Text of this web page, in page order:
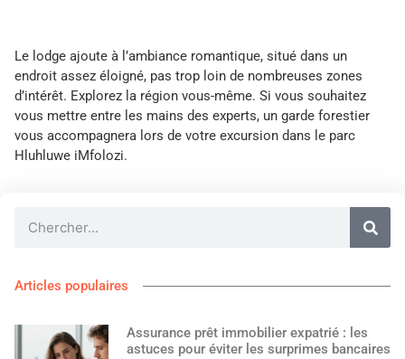
Le lodge ajoute à l’ambiance romantique, situé dans un
endroit assez éloigné, pas trop loin de nombreuses zones
d’intérêt. Explorez la région vous-même. Si vous souhaitez
vous mettre entre les mains des experts, un garde forestier
vous accompagnera lors de votre excursion dans le parc
Hluhluwe iMfolozi.
Articles populaires
Assurance prêt immobilier expatrié : les
astuces pour éviter les surprimes bancaires